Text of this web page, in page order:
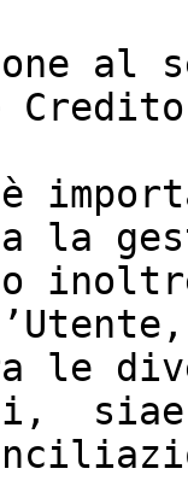
è
la
le